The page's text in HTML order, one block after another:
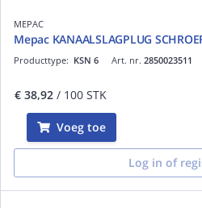
MEPAC
Mepac KANAALSLAGPLUG
Art. nr. 2850023511
Producttype: KSN 6
€ 38,92 / 100 STK
Voeg toe
Log in of